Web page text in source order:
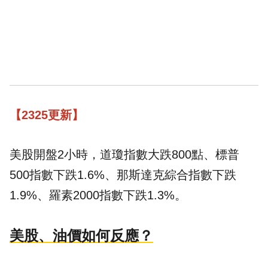
【2325更新】
美股開盤2小時，道瓊指數大跌800點、 標普
500指數下跌1.6%、那斯達克綜合指數下跌
1.9%、羅素2000指數下跌1.3%。
美股、油價如何反應？